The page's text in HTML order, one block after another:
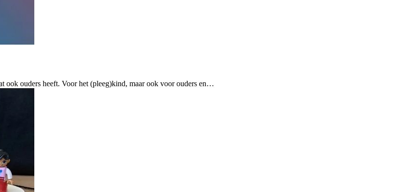
ook ouders heeft. Voor het (pleeg)kind, maar ook voor ouders en…